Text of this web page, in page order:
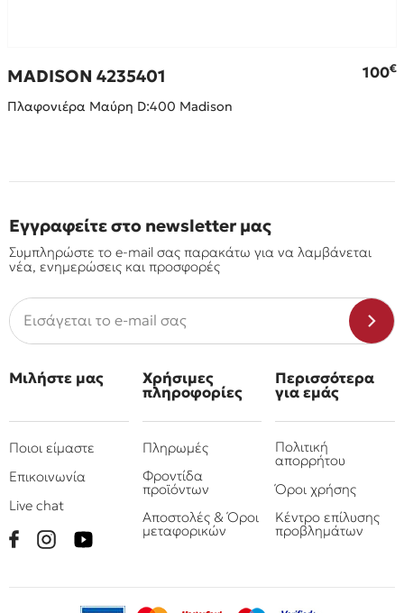
MADISON 4235401 100€
Πλαφονιέρα Μαύρη D:400 Madison
Εγγραφείτε στο newsletter μας
Συμπληρώστε το e-mail σας παρακάτω για να λαμβάνεται
νέα, ενημερώσεις και προσφορές
Μιλήστε μας
Ποιοι είμαστε
Επικοινωνία
Live chat
Χρήσιμες
πληροφορίες
Πληρωμές
Φροντίδα
προϊόντων
Αποστολές & Όροι
μεταφορικών
Περισσότερα
για εμάς
Πολιτική
απορρήτου
Όροι χρήσης
Κέντρο επίλυσης
προβλημάτων